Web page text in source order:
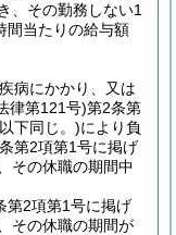
、その勤務しない1
間当たりの給与額
病にかかり、又は
律第121号)第2条第
下同じ。)により負
第2項第1号に掲げ
その休職の期間中
第2項第1号に掲げ
その休職の期間が